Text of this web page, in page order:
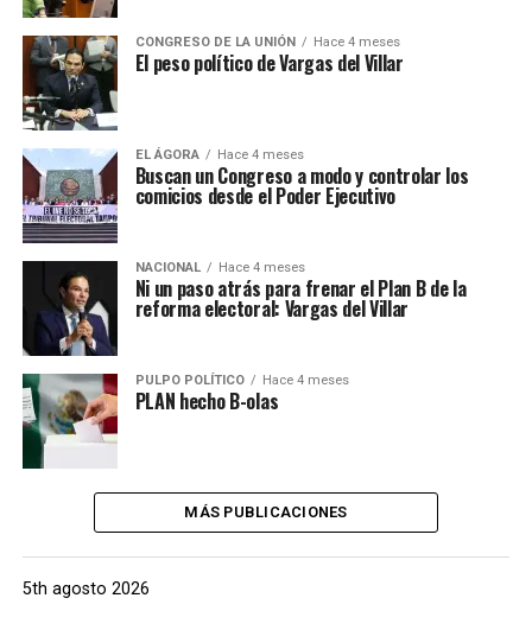
CONGRESO DE LA UNIÓN Hace 4 meses
El peso político de Vargas del Villar
EL ÁGORA Hace 4 meses
Buscan un Congreso a modo y controlar los
comicios desde el Poder Ejecutivo
NACIONAL Hace 4 meses
Ni un paso atrás para frenar el Plan B de la
reforma electoral: Vargas del Villar
PULPO POLÍTICO Hace 4 meses
PLAN hecho B-olas
MÁS PUBLICACIONES
5th agosto 2026